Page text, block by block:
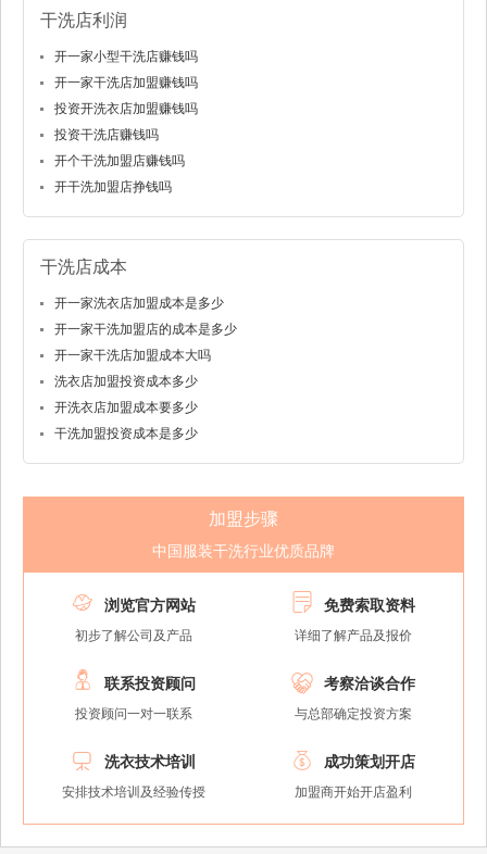
干洗店利润
开一家小型干洗店赚钱吗
开一家干洗店加盟赚钱吗
投资开洗衣店加盟赚钱吗
投资干洗店赚钱吗
开个干洗加盟店赚钱吗
开干洗加盟店挣钱吗
干洗店成本
开一家洗衣店加盟成本是多少
开一家干洗加盟店的成本是多少
开一家干洗店加盟成本大吗
洗衣店加盟投资成本多少
开洗衣店加盟成本要多少
干洗加盟投资成本是多少
加盟步骤
中国服装干洗行业优质品牌
 浏览官方网站
初步了解公司及产品
 免费索取资料
详细了解产品及报价
 联系投资顾问
投资顾问一对一联系
 考察洽谈合作
与总部确定投资方案
 洗衣技术培训
安排技术培训及经验传授
 成功策划开店
加盟商开始开店盈利